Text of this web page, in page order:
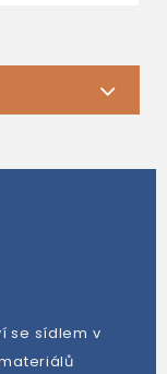
se sídlem v